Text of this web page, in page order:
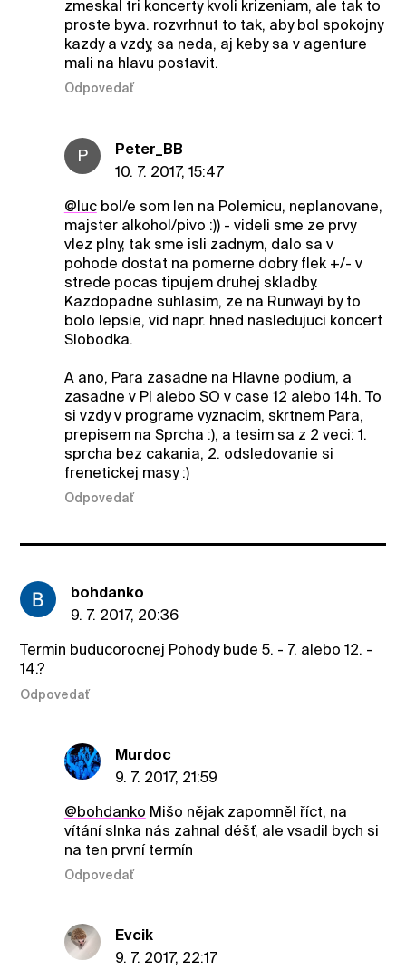
zmeskal tri koncerty kvoli krizeniam, ale tak to
proste byva. rozvrhnut to tak, aby bol spokojny
kazdy a vzdy, sa neda, aj keby sa v agenture
mali na hlavu postavit.
Odpovedať
P
Peter_BB
10. 7. 2017, 15:47
@lucbol/e som len na Polemicu, neplanovane,
majster alkohol/pivo :)) - videli sme ze prvy
vlez plny, tak sme isli zadnym, dalo sa v
pohode dostat na pomerne dobry flek +/- v
strede pocas tipujem druhej skladby.
Kazdopadne suhlasim, ze na Runwayi by to
bolo lepsie, vid napr. hned nasledujuci koncert
Slobodka.
A ano, Para zasadne na Hlavne podium, a
zasadne v PI alebo SO v case 12 alebo 14h. To
si vzdy v programe vyznacim, skrtnem Para,
prepisem na Sprcha :), a tesim sa z 2 veci: 1.
sprcha bez cakania, 2. odsledovanie si
frenetickej masy :)
Odpovedať
bohdanko
9. 7. 2017, 20:36
Termin buducorocnej Pohody bude 5. - 7. alebo 12. -
14.?
Odpovedať
Murdoc
9. 7. 2017, 21:59
@bohdanko Mišo nějak zapomněl říct, na
vítání slnka nás zahnal déšť, ale vsadil bych si
na ten první termín
Odpovedať
Evcik
9. 7. 2017, 22:17